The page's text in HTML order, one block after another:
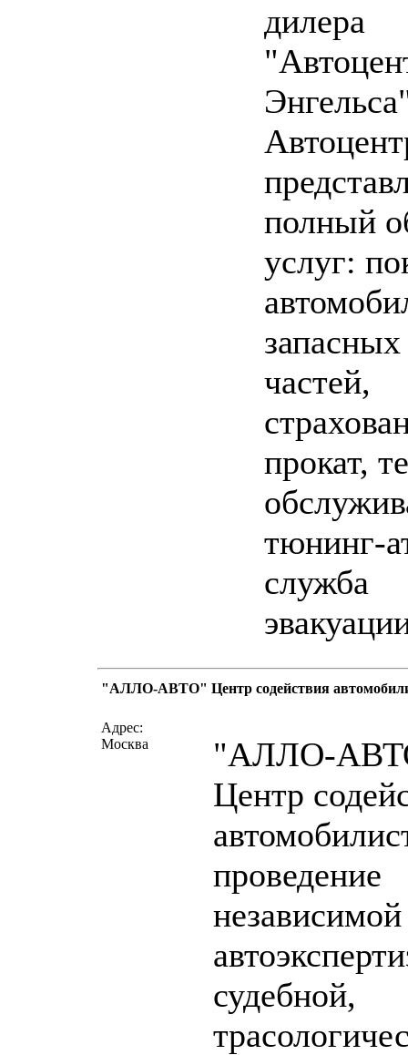
дилера
полный
услуг:
запасных
частей,
прокат,
тюнинг-
служба
"АЛЛО-АВТО" Центр содействия
Адрес:
Москва
"АЛЛО-
Центр
проведение
независимой
судебной,